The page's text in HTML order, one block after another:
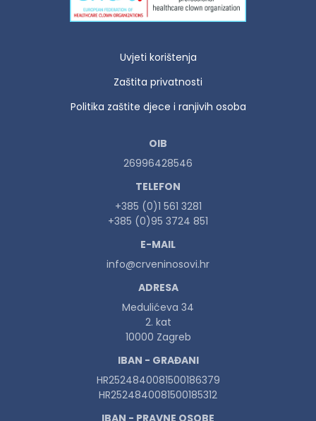
Uvjeti korištenja
Zaštita privatnosti
Politika zaštite djece i ranjivih osoba
OIB
26996428546
TELEFON
+385 (0)1 561 3281
+385 (0)95 3724 851
E-MAIL
info@crveninosovi.hr
ADRESA
Medulićeva 34
2. kat
10000 Zagreb
IBAN - GRAĐANI
HR2524840081500186379
HR2524840081500185312